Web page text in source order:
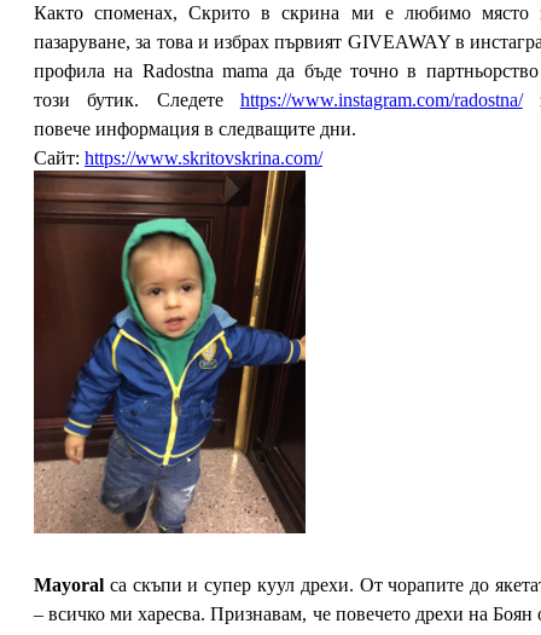
Както споменах, Скрито в скрина ми е любимо място
пазаруване, за това и избрах първият GIVEAWAY в
профила на Radostna mama да бъде точно в
този бутик. Следете https://www.instagram.com/radostna/
повече информация в следващите дни.
Сайт: https://www.skritovskrina.com/
Mayoral са скъпи и супер куул дрехи. От чорапите до
– всичко ми харесва. Признавам, че повечето дрехи на Боян